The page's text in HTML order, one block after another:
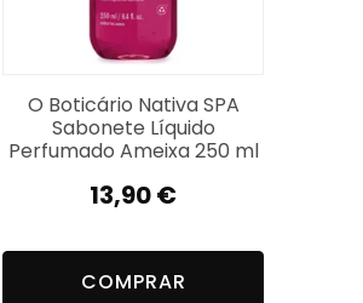
O Boticário Nativa SPA
Sabonete Líquido
Perfumado Ameixa 250 ml
13,90€
COMPRAR